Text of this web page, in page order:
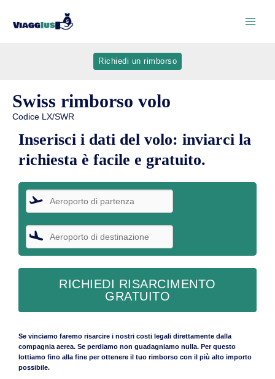
Richiedi un rimborso
Swiss rimborso volo
Codice LX/SWR
Inserisci i dati del volo: inviarci la
richiesta è facile e gratuito.
RICHIEDI RISARCIMENTO
GRATUITO
Se vinciamo faremo risarcire i nostri costi legali direttamente dalla
compagnia aerea. Se perdiamo non guadagniamo nulla. Per questo
lottiamo fino alla fine per ottenere il tuo rimborso con il più alto importo
possibile.